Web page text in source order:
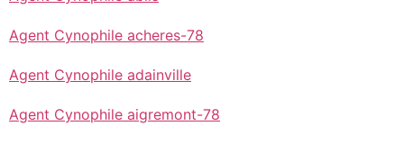
Agent Cynophile acheres-78
Agent Cynophile adainville
Agent Cynophile aigremont-78